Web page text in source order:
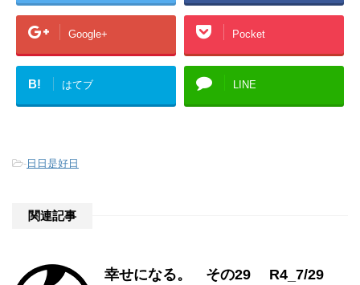
Google+ Pocket
B! はてブ LINE
-日日是好日
関連記事
幸せになる。 その29 R4_7/29